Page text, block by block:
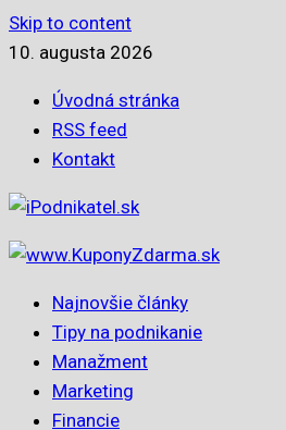
Skip to content
10. augusta 2026
Úvodná stránka
RSS feed
Kontakt
Najnovšie články
Tipy na podnikanie
Manažment
Marketing
Financie